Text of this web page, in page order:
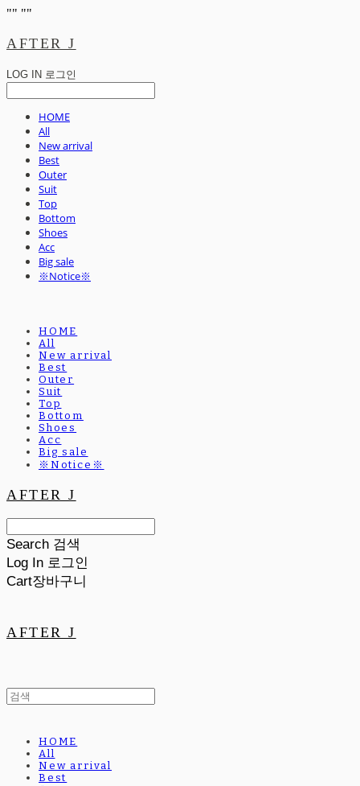
"" ""
AFTER J
LOG IN 로그인
HOME
All
New arrival
Best
Outer
Suit
Top
Bottom
Shoes
Acc
Big sale
※Notice※
HOME
All
New arrival
Best
Outer
Suit
Top
Bottom
Shoes
Acc
Big sale
※Notice※
AFTER J
Search 검색
Log In 로그인
Cart장바구니
AFTER J
HOME
All
New arrival
Best